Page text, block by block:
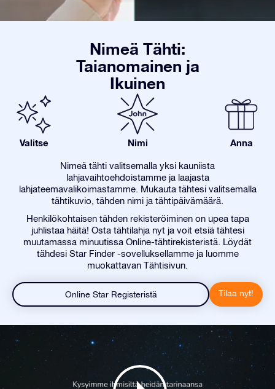
Nimeä Tähti:
Taianomainen ja
Ikuinen
Valitse Nimi Anna
Nimeä tähti valitsemalla yksi kauniista
lahjavaihtoehdoistamme ja laajasta
lahjateemavalikoimastamme. Mukauta tähtesi valitsemalla
tähtikuvio, tähden nimi ja tähtipäivämäärä.
Henkilökohtaisen tähden rekisteröiminen on upea tapa
juhlistaa häitä! Osta tähtilahja nyt ja voit etsiä tähtesi
muutamassa minuutissa Online-tähtirekisteristä. Löydät
tähdesi Star Finder -sovelluksellamme ja luomme
muokattavan Tähtisivun.
Online Star Registeristä Tilaa nyt!